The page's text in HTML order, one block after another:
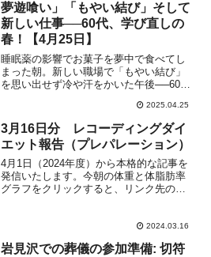
夢遊喰い」「もやい結び」そして
新しい仕事──60代、学び直しの
春！【4月25日】
睡眠薬の影響でお菓子を夢中で食べてし
まった朝。新しい職場で「もやい結び」
を思い出せず冷や汗をかいた午後──60代
んバタサンや三方六、そして資産形成へ
の投資まで、笑いと学びが詰まった1日を
お届けします。
2025.04.25
3月16日分 レコーディングダイ
エット報告（プレパレーション）
4月1日（2024年度）から本格的な記事を
発信いたします。今朝の体重と体脂肪率
グラフをクリックすると、リンク先の
ちみつ100％キャンディーを1袋開封した
ので、下の摂取...
2024.03.16
岩見沢での葬儀の参加準備: 切符